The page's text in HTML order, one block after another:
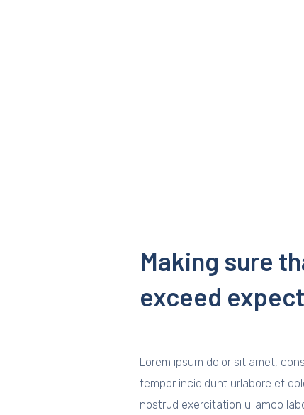
Making sure
exceed
Lorem ipsum dolor sit amet,
tempor incididunt urlabore et
nostrud exercitation ullamco